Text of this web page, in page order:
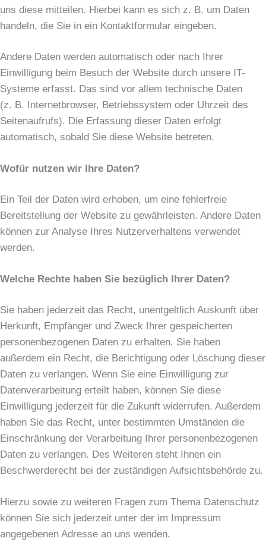
uns diese mitteilen. Hierbei kann es sich z. B. um Daten
handeln, die Sie in ein Kontaktformular eingeben.
Andere Daten werden automatisch oder nach Ihrer
Einwilligung beim Besuch der Website durch unsere IT-
Systeme erfasst. Das sind vor allem technische Daten
(z. B. Internetbrowser, Betriebssystem oder Uhrzeit des
Seitenaufrufs). Die Erfassung dieser Daten erfolgt
automatisch, sobald Sie diese Website betreten.
Wofür nutzen wir Ihre Daten?
Ein Teil der Daten wird erhoben, um eine fehlerfreie
Bereitstellung der Website zu gewährleisten. Andere Daten
können zur Analyse Ihres Nutzerverhaltens verwendet
werden.
Welche Rechte haben Sie bezüglich Ihrer Daten?
Sie haben jederzeit das Recht, unentgeltlich Auskunft über
Herkunft, Empfänger und Zweck Ihrer gespeicherten
personenbezogenen Daten zu erhalten. Sie haben
außerdem ein Recht, die Berichtigung oder Löschung dieser
Daten zu verlangen. Wenn Sie eine Einwilligung zur
Datenverarbeitung erteilt haben, können Sie diese
Einwilligung jederzeit für die Zukunft widerrufen. Außerdem
haben Sie das Recht, unter bestimmten Umständen die
Einschränkung der Verarbeitung Ihrer personenbezogenen
Daten zu verlangen. Des Weiteren steht Ihnen ein
Beschwerderecht bei der zuständigen Aufsichtsbehörde zu.
Hierzu sowie zu weiteren Fragen zum Thema Datenschutz
können Sie sich jederzeit unter der im Impressum
angegebenen Adresse an uns wenden.